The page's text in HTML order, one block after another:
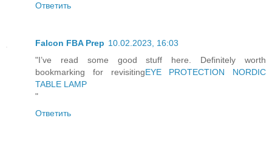
Ответить
Falcon FBA Prep 10.02.2023, 16:03
"I’ve read some good stuff here. Definitely worth
bookmarking for revisitingEYE PROTECTION NORDIC
TABLE LAMP
"
Ответить